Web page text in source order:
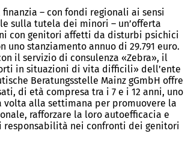
finanzia – con fondi regionali ai sensi
sulla tutela dei minori – un’offerta
con genitori affetti da disturbi psichici
uno stanziamento annuo di 29.791 euro.
il servizio di consulenza «Zebra», il
in situazioni di vita difficili» dell’ente
Beratungsstelle Mainz gGmbH offre
di età compresa tra i 7 e i 12 anni, uno
volta alla settimana per promuovere la
rafforzare la loro autoefficacia e
responsabilità nei confronti dei genitori